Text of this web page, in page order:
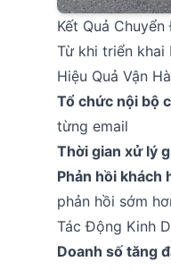
Kết Quả Chuyển
Từ khi triển khai
Hiệu Quả Vận
Tổ chức nội bộ
từng email
Thời gian xử lý
Phản hồi khách
phản hồi sớm
Tác Động Kinh
Doanh số tăng